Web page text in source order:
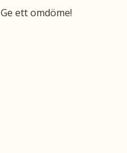
Ge ett omdöme!